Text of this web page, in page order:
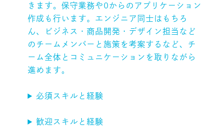
きます。保守業務や0からのアプリケーション
作成も行います。エンジニア同士はもちろ
ん、ビジネス・商品開発・デザイン担当など
のチームメンバーと施策を考案するなど、チ
ーム全体とコミュニケーションを取りながら
進めます。
必須スキルと経験
歓迎スキルと経験